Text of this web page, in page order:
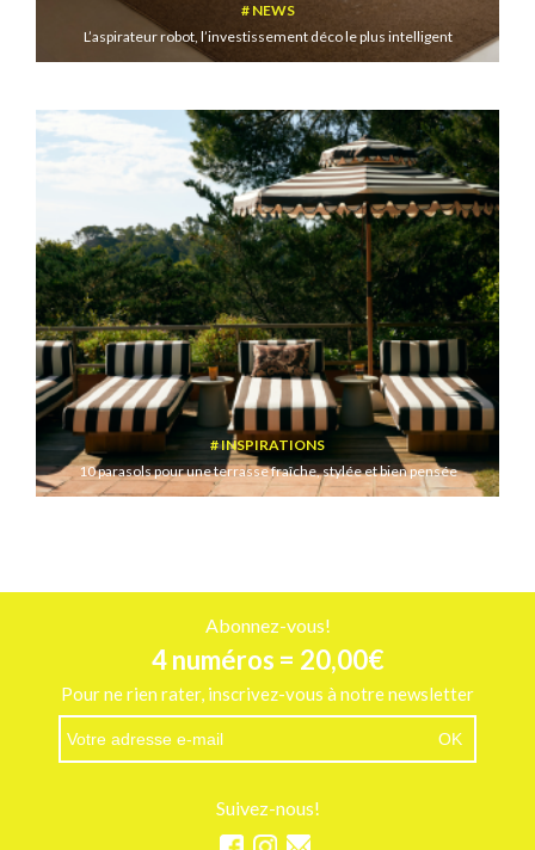
NEWS
L’aspirateur robot, l’investissement déco le plus intelligent
INSPIRATIONS
10 parasols pour une terrasse fraîche, stylée et bien pensée
Abonnez-vous!
4 numéros = 20,00€
Pour ne rien rater, inscrivez-vous à notre newsletter
Suivez-nous!